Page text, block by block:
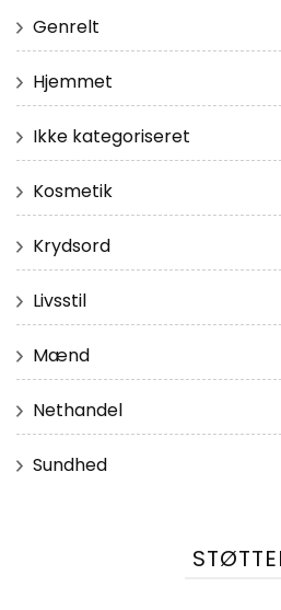
Genrelt
Hjemmet
Ikke kategoriseret
Kosmetik
Krydsord
Livsstil
Mænd
Nethandel
Sundhed